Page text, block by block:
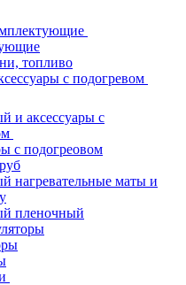
топливо
с подогревом
и аксессуары с
с подогреовом
нагревательные маты и
пленочный